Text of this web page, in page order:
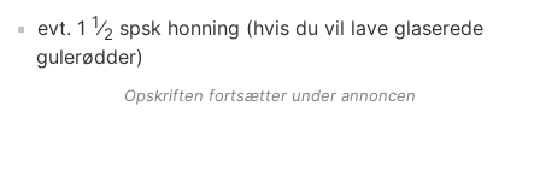
evt. 1 1⁄2 spsk honning (hvis du vil lave glaserede
gulerødder)
Opskriften fortsætter under annoncen